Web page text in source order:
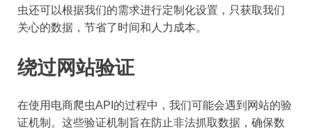
虫还可以根据我们的需求进行定制化设置，只获取我们
关心的数据，节省了时间和人力成本。
绕过网站验证
在使用电商爬虫API的过程中，我们可能会遇到网站的验
证机制。这些验证机制旨在防止非法抓取数据，确保数